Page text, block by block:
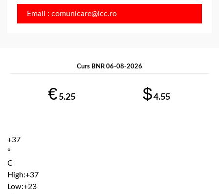
Email : comunicare@icc.ro
Curs BNR 06-08-2026
€ 5.25 $4.55
+37
°
C
High:+37
Low:+23